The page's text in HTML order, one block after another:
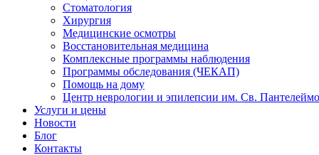
Стоматология
Хирургия
Медицинские осмотры
Восстановительная медицина
Комплексные программы наблюдения
Программы обследования (ЧЕКАП)
Помощь на дому
Центр неврологии и эпилепсии им. Св.
Услуги и цены
Новости
Блог
Контакты